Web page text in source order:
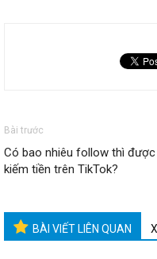
Bài trước
Có bao nhiêu follow thì được
kiếm tiền trên TikTok?
BÀI VIẾT LIÊN QUAN